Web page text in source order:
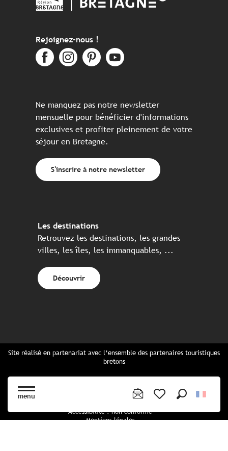
menu
Rejoignez-nous !
Ne manquez pas notre newsletter
mensuelle pour bénéficier d'informations
exclusives et profiter pleinement de votre
séjour en Bretagne.
S'inscrire à notre newsletter
Les destinations
Retrouvez les destinations, les grandes
villes, les îles, les immanquables, ...
Découvrir
Site réalisé en partenariat avec l’ensemble des partenaires touristiques
bretons
Cartes Bretagne & brochures
Accessibilité : non conforme
Mentions légales